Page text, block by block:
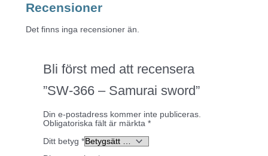
Recensioner
Det finns inga recensioner än.
Bli först med att recensera
”SW-366 – Samurai sword”
Din e-postadress kommer inte publiceras.
Obligatoriska fält är märkta *
Ditt betyg *